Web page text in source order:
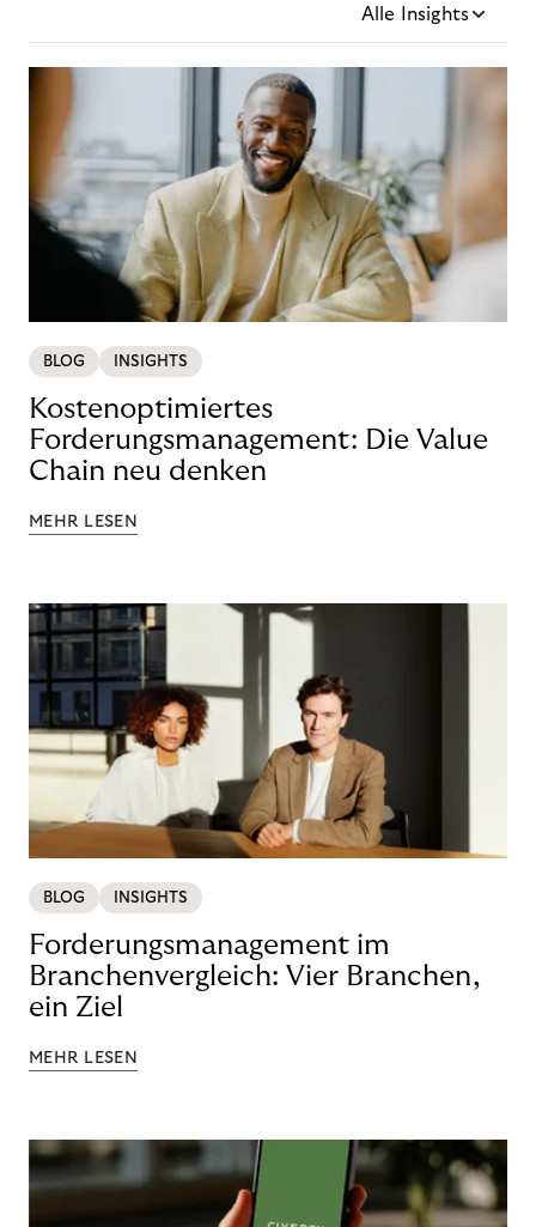
Alle Insights
BLOG INSIGHTS
Kostenoptimiertes
Forderungsmanagement: Die Value
Chain neu denken
MEHR LESEN
BLOG INSIGHTS
Forderungsmanagement im
Branchenvergleich: Vier Branchen,
ein Ziel
MEHR LESEN